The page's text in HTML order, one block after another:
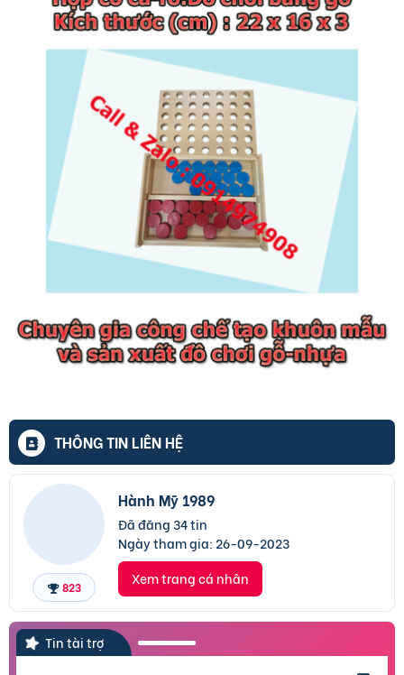
THÔNG TIN LIÊN HỆ
823
Hành Mỹ 1989
Đã đăng 34 tin
Ngày tham gia: 26-09-2023
Xem trang cá nhân
Tin tài trợ